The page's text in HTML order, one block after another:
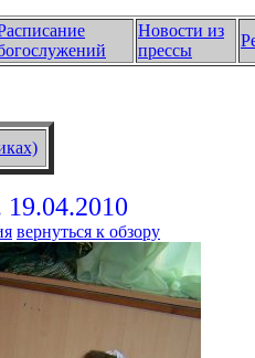
Новости из
прессы
19.04.2010
вернуться к обзору